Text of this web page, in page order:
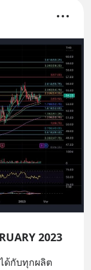
2023
ด้กับทุกผลิต